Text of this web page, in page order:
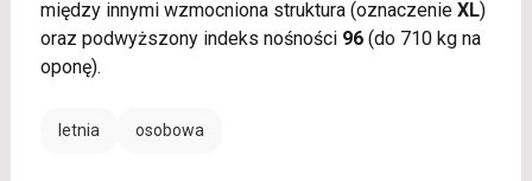
między innymi wzmocniona struktura (oznaczenie XL)
oraz podwyższony indeks nośności 96(do 710 kg na
oponę).
letnia osobowa